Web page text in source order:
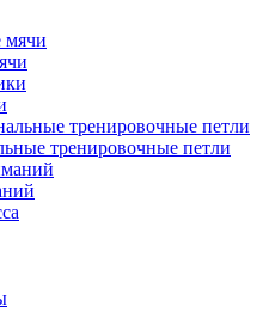
тренировочные петли